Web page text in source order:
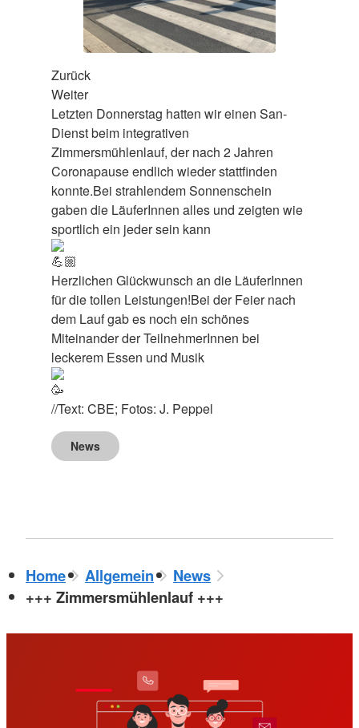
Zurück
Weiter
Letzten Donnerstag hatten wir einen San-
Dienst beim integrativen
Zimmersmühlenlauf, der nach 2 Jahren
Coronapause endlich wieder stattfinden
konnte.Bei strahlendem Sonnenschein
gaben die LäuferInnen alles und zeigten wie
sportlich ein jeder sein kann
Herzlichen Glückwunsch an die LäuferInnen
für die tollen Leistungen!Bei der Feier nach
dem Lauf gab es noch ein schönes
Miteinander der TeilnehmerInnen bei
leckerem Essen und Musik
//Text: CBE; Fotos: J. Peppel
News
Home Allgemein
News
+++ Zimmersmühlenlauf +++